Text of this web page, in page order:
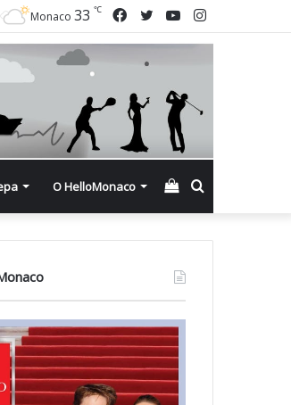
Instagram
YouTube
Twitter
Facebook
Monaco 33 ℃
О HelloMonaco Смотреть
корзину